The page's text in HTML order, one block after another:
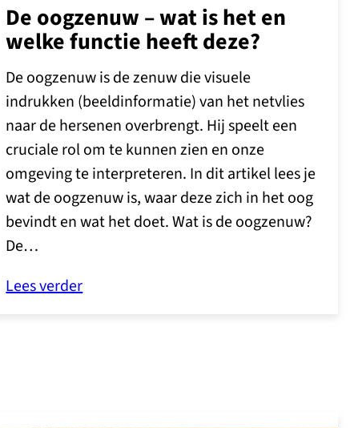
De oogzenuw – wat is het en
welke functie heeft deze?
De oogzenuw is de zenuw die visuele
indrukken (beeldinformatie) van het netvlies
naar de hersenen overbrengt. Hij speelt een
cruciale rol om te kunnen zien en onze
omgeving te interpreteren. In dit artikel lees je
wat de oogzenuw is, waar deze zich in het oog
bevindt en wat het doet. Wat is de oogzenuw?
De…
Lees verder